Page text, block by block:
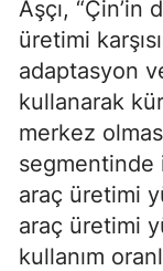
Aşçı,
üretimi
adaptasyon
kullanarak
merkez
segmentinde
araç üretimi
araç üretimi
kullanım